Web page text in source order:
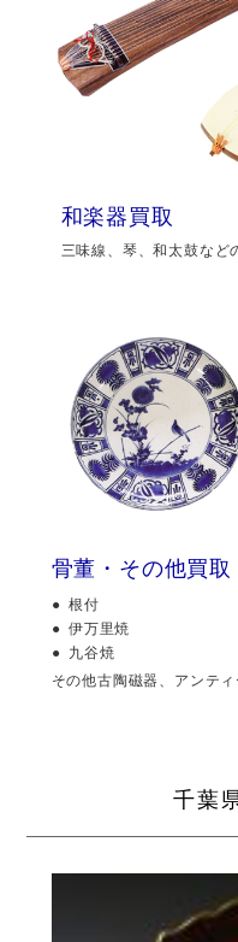
和楽器買取
三味線、琴、和太鼓など
骨董・その他買取
根付
伊万里焼
九谷焼
その他古陶磁器、アンテ
千葉